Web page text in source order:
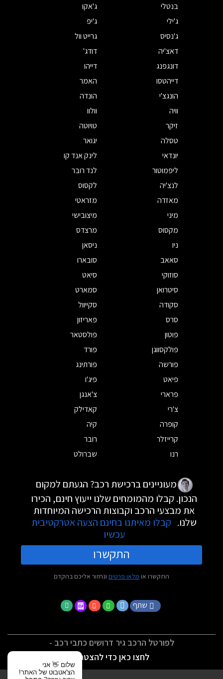
בנטלי
ג'אקו
ג'ילי
ג'יפ
ג'נסיס
גרייט וול
דאצ'יה
דודג'
דונגפנג
דייהו
דייהטסו
האמר
הונגצ'י
הונדה
וויה
וולוו
זיקר
טויוטה
טסלה
יגואר
יונדאי
לינק אנד קו
ליפמוטור
לנד רובר
לנצ'יה
לקסוס
מאזדה
מזראטי
מיני
מיצובישי
מקסוס
מרצדס
ניו
ניסאן
סאאב
סובארו
סוזוקי
סיאט
סיטרואן
סמארט
סקודה
סקייוול
סרס
פאריזון
פוטון
פולסטאר
פולקסווגן
פורד
פורשה
פורתינג
פיאט
פיג'ו
פרארי
צ'אנגן
צ'רי
קאדילק
קופרה
קיה
קרייזלר
רובר
רנו
שברולט
מעוניינים ברכישת רכב? הגעתם למקום
הנכון. קבלו מהמומחים שלנו ייעוץ חינם, הכירו
את מבצעי הרכב וקבוצות הרכישה המיוחדות
שלנו. קבלו מאיתנו בחינם הצעה אטרקטיבית
עכשיו
התקשרו
התקשרו או מלאו פרטים ונחזור אליכם בהקדם
שתף
לפורטל הרכב גיר דרושים כתבי רכב -
לחצו כאן כדי להצטרף
שלום 👋 אני
הצ'אטבוט של האתר!